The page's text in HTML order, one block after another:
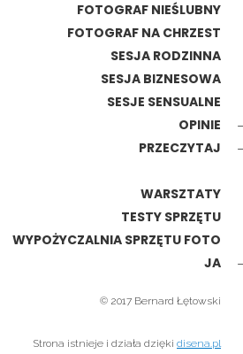
FOTOGRAF NIEŚLUBNY
FOTOGRAF NA CHRZEST
SESJA RODZINNA
SESJA BIZNESOWA
SESJE SENSUALNE
OPINIE
PRZECZYTAJ
WARSZTATY
TESTY SPRZĘTU
WYPOŻYCZALNIA SPRZĘTU FOTO
JA
© 2017 Bernard Łętowski
Strona istnieje i działa dzięki disena.pl